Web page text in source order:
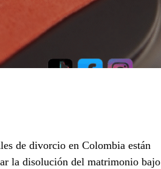
de divorcio en Colombia están
la disolución del matrimonio bajo